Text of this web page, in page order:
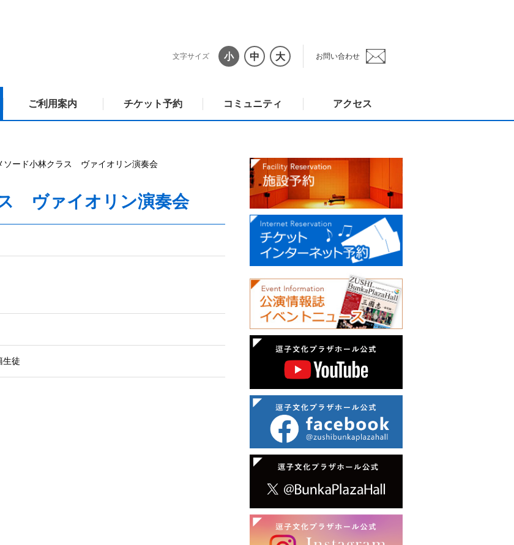
文字サイズ 小 中 大 お問い合わせ
ご利用案内 チケット予約 コミュニティ アクセス
ソード小林クラス ヴァイオリン演奏会
ヴァイオリン演奏会
生徒